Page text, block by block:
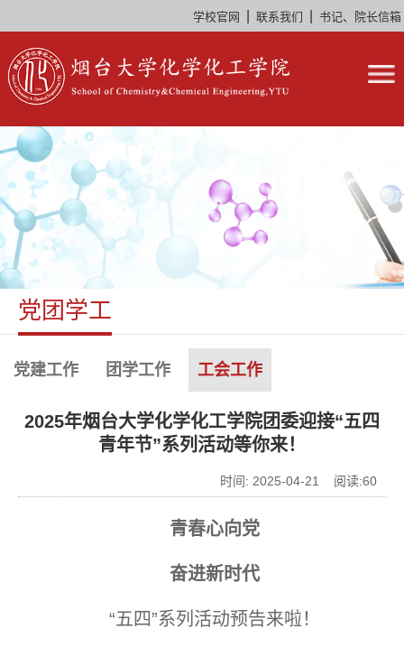
学校官网 联系我们 书记、院长信箱
党团学工
党建工作 团学工作 工会工作
2025年烟台大学化学化工学院团委迎接“五四
青年节”系列活动等你来！
时间: 2025-04-21 阅读:60
青春心向党
奋进新时代
“五四”系列活动预告来啦！